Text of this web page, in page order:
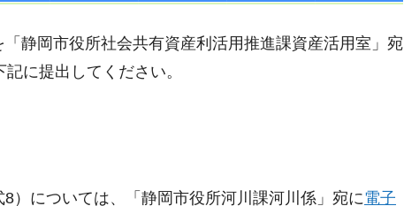
静岡市役所社会共有資産利活用推進課資産活用室」宛
に提出してください。
）については、「静岡市役所河川課河川係」宛に電子